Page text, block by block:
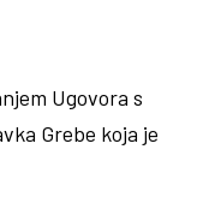
Ugovora s
Grebe koja je